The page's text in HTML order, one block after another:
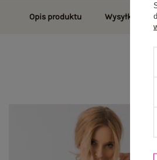
Opis produktu Wysyłka i